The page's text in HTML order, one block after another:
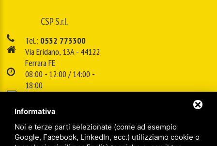
CSP S.r.l.
Tel.: 0532 773300
Via Eridano, 13A - 44122
Ferrara FE
08:00 - 12:00 / 14:00 -
18:00
info@cspsrl.biz
Sitemap / Privacy policy/Legal
Informativa
Noi e terze parti selezionate (come ad esempio
Google, Facebook, LinkedIn, ecc.) utilizziamo cookie o